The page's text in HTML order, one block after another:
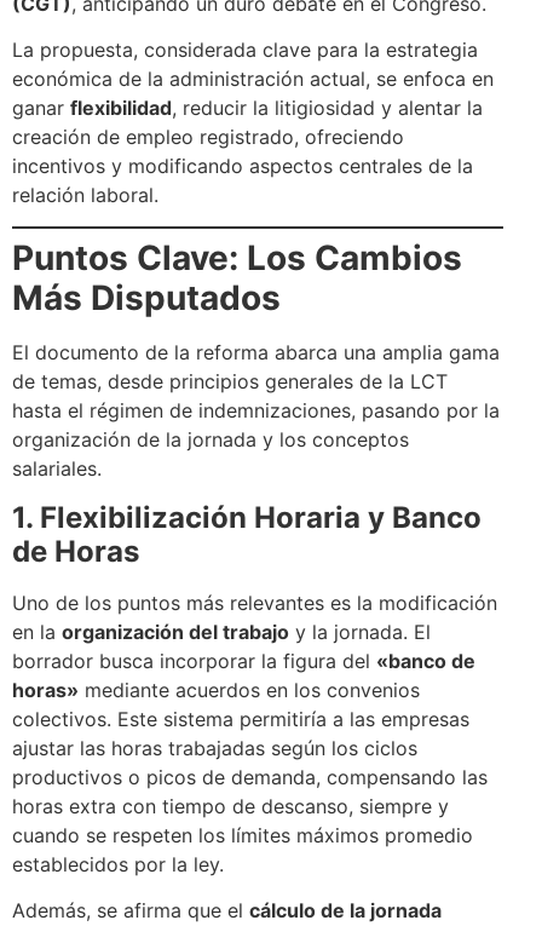
La propuesta, considerada clave para la estrategia
económica de la administración actual, se enfoca en
ganar flexibilidad, reducir la litigiosidad y alentar la
creación de empleo registrado, ofreciendo
incentivos y modificando aspectos centrales de la
relación laboral.
Puntos Clave: Los Cambios
Más Disputados
El documento de la reforma abarca una amplia gama
de temas, desde principios generales de la LCT
hasta el régimen de indemnizaciones, pasando por la
organización de la jornada y los conceptos
salariales.
1. Flexibilización Horaria y Banco
de Horas
Uno de los puntos más relevantes es la modificación
en la organización del trabajo y la jornada. El
borrador busca incorporar la figura del «banco de
horas» mediante acuerdos en los convenios
colectivos. Este sistema permitiría a las empresas
ajustar las horas trabajadas según los ciclos
productivos o picos de demanda, compensando las
horas extra con tiempo de descanso, siempre y
cuando se respeten los límites máximos promedio
establecidos por la ley.
Además, se afirma que el cálculo de la jornada